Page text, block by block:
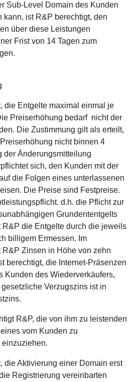
Sub-Level Domain des Kunden
kann, ist R&P berechtigt, den
über diese Leistungen
Frist von 14 Tagen zum
die Entgelte maximal einmal je
Preiserhöhung bedarf nicht der
Die Zustimmung gilt als erteilt,
nicht binnen 4
der Änderungsmitteilung
sich, den Kunden mit der
die Folgen eines unterlassenen
Die Preise sind Festpreise.
d.h. die Pflicht zur
Grundententgelts
R&P die Entgelte durch die jeweils
billigem Ermessen. Im
Zinsen in Höhe von zehn
berechtigt, die Internet-Präsenzen
Kunden des Wiederverkäufers,
Verzugszins ist in
R&P, die von ihm zu leistenden
vom Kunden zu
einzuziehen.
die Aktivierung einer Domain erst
Registrierung vereinbarten